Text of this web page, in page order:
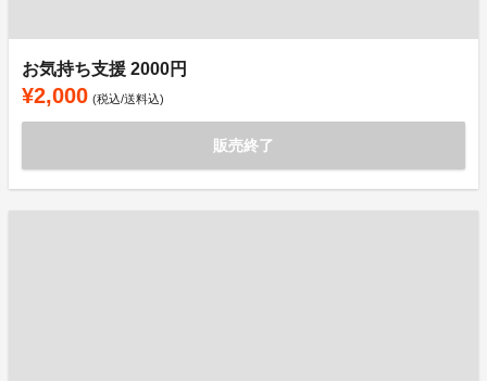
お気持ち支援 2000円
¥2,000 (税込/送料込)
販売終了